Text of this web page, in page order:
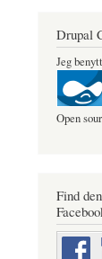
Drupal
Jeg
Open
Find